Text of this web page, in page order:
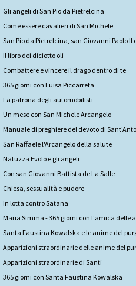
Gli angeli di San Pio da Pietrelcina
Come essere cavalieri di San Michele
San Pio da Pietrelcina, san Giovanni Paolo
Il libro dei diciotto oli
Combattere e vincere il drago dentro di te
365 giorni con Luisa Piccarreta
La patrona degli automobilisti
Un mese con San Michele Arcangelo
Manuale di preghiere del devoto di
San Raffaele l'Arcangelo della salute
Natuzza Evolo e gli angeli
Con san Giovanni Battista de La Salle
Chiesa, sessualità e pudore
In lotta contro Satana
Maria Simma - 365 giorni con l'amica delle
Santa Faustina Kowalska e le anime del
Apparizioni straordinarie delle anime del
Apparizioni straordinarie di Santi
365 giorni con Santa Faustina Kowalska